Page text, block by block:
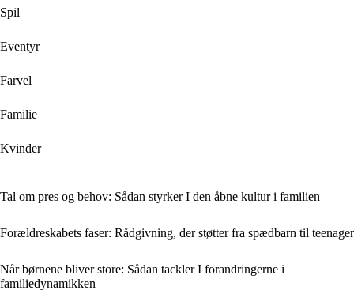
Spil
Eventyr
Farvel
Familie
Kvinder
Tal om pres og behov: Sådan styrker I den åbne kultur i familien
Forældreskabets faser: Rådgivning, der støtter fra spædbarn til teenager
Når børnene bliver store: Sådan tackler I forandringerne i
familiedynamikken